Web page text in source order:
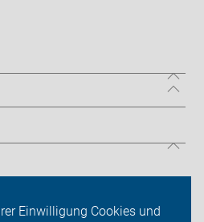
Einwilligung Cookies und